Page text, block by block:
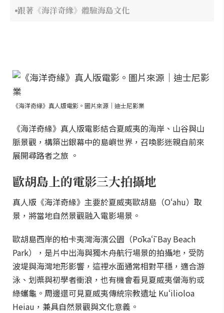
跟著《海洋奇緣》體驗海島文化
《海洋奇緣》真人版電影。圖片來源｜迪士尼影業
《海洋奇緣》真人版電影結合夏威夷的海岸、山谷與山
脈景觀，構築出銀幕中的島嶼世界，召喚影迷親自前來
展開尋路者之旅 。
歐胡島上的電影三大拍攝地
真人版《海洋奇緣》主要於夏威夷歐胡島（Oʻahu）取
景，將當地自然景觀融入電影場景。
歐胡島西岸的柏卡夷灣海濱公園（Pōkaʻī Bay Beach
Park），是片中出海與獨木舟航行場景的拍攝地，受防
波堤與海灣地形影響，這裡水面通常相對平穩，適合游
泳、划槳與初學者衝浪，也有機會看見夏威夷僧海豹或
綠蠵龜。周邊還可見夏威夷傳統宗教遺址 Kuʻilioloa
Heiau，兼具自然景觀與文化意義。